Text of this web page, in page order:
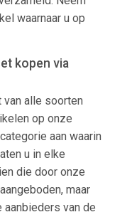
waarnaar u op
kopen via
alle soorten
op onze
aan waarin
u in elke
die door onze
maar
van de